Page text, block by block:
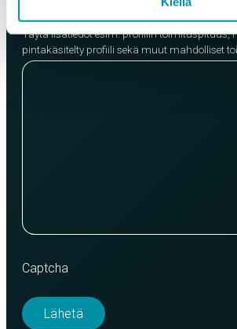
Täytä lisätiedot esim. profiilin toimituspituus,
pintakäsitelty profiili sekä muut mahdolliset
Captcha